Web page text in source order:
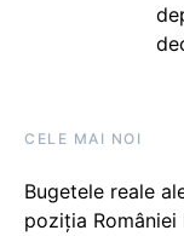
CELE MAI NOI
Bugetele reale
poziția